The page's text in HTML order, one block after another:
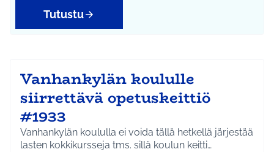
Tutustu
Vanhankylän koululle
siirrettävä opetuskeittiö
#1933
Vanhankylän koululla ei voida tällä hetkellä järjestää
lasten kokkikursseja tms. sillä koulun keitti…